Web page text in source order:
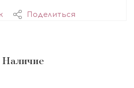
Поделиться
Наличие